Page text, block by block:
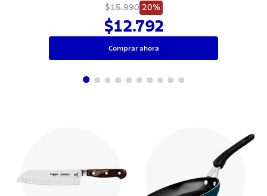
$15.990 20%
$12.792
Comprar ahora